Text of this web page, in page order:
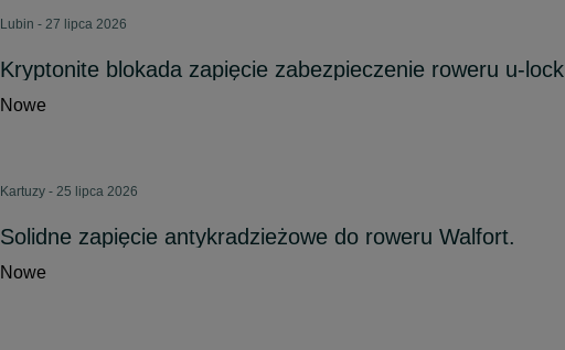
Lubin - 27 lipca 2026
Kryptonite blokada zapięcie zabezpieczenie roweru u-lock
Nowe
Kartuzy - 25 lipca 2026
Solidne zapięcie antykradzieżowe do roweru Walfort.
Nowe